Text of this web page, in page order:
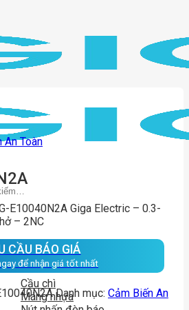
Cầu chì
Máng nhựa
An Toàn
E10040N2A Giga Electric – 0.3-
– 2NC
CẦU BÁO GIÁ
để nhận giá tốt nhất
Danh mục: Cảm Biến An